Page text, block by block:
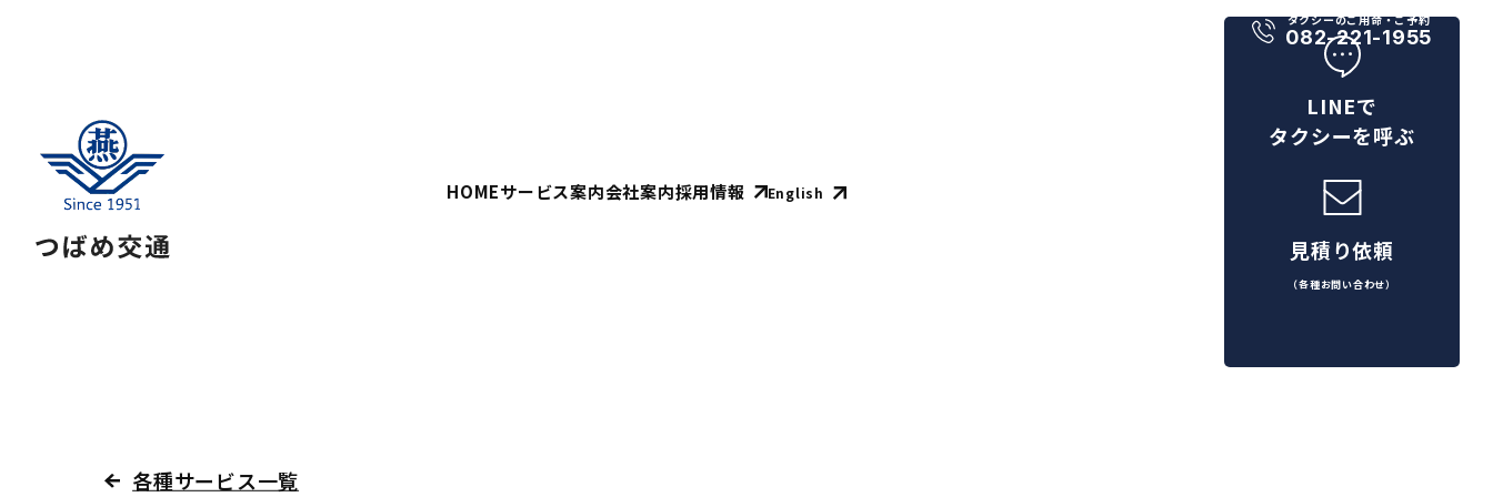
HOMEサービス案内会社案内採用情報 English
タクシーのご用命・ご予約
082-221-1955
LINEで
タクシーを呼ぶ
見積り依頼
（各種お問い合わせ）
各種サービス一覧